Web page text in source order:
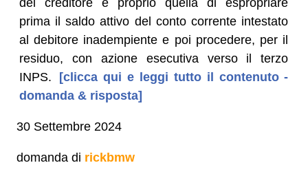
prima il saldo attivo del conto corrente intestato
al debitore inadempiente e poi procedere, per il
residuo, con azione esecutiva verso il terzo
INPS.
[clicca qui e leggi tutto il contenuto -
domanda & risposta]
30 Settembre 2024
domanda di rickbmw